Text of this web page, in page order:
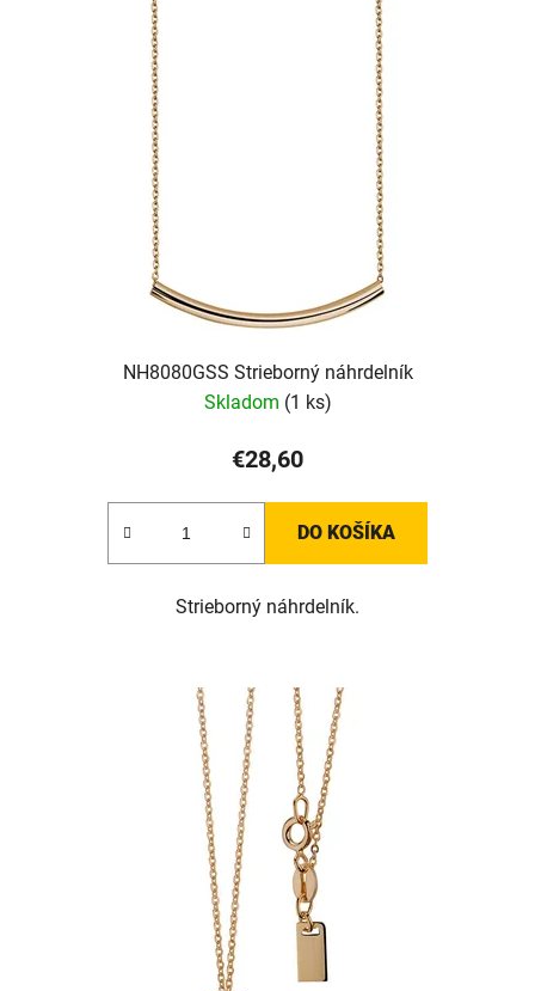
NH8080GSS Strieborný náhrdelník
Skladom (1 ks)
€28,60
DO KOŠÍKA
Strieborný náhrdelník.